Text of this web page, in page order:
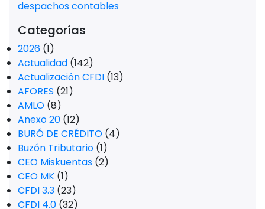
despachos contables
Categorías
2026 (1)
Actualidad (142)
Actualización CFDI (13)
AFORES (21)
AMLO (8)
Anexo 20 (12)
BURÓ DE CRÉDITO (4)
Buzón Tributario (1)
CEO Miskuentas (2)
CEO MK (1)
CFDI 3.3 (23)
CFDI 4.0 (32)